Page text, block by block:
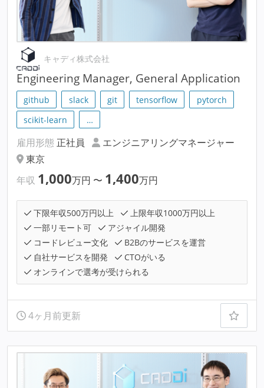
キャディ株式会社
Engineering Manager, General Application
github slack git tensorflow
pytorch
scikit-learn
…
雇用形態 正社員
エンジニアリングマネージャー
東京
年収 1,000万円 〜 1,400万円
下限年収500万円以上
上限年収1000万円以上
一部リモート可
アジャイル開発
コードレビュー文化
B2Bのサービスを運営
自社サービスを開発
CTOがいる
オンラインで選考が受けられる
4ヶ月前更新